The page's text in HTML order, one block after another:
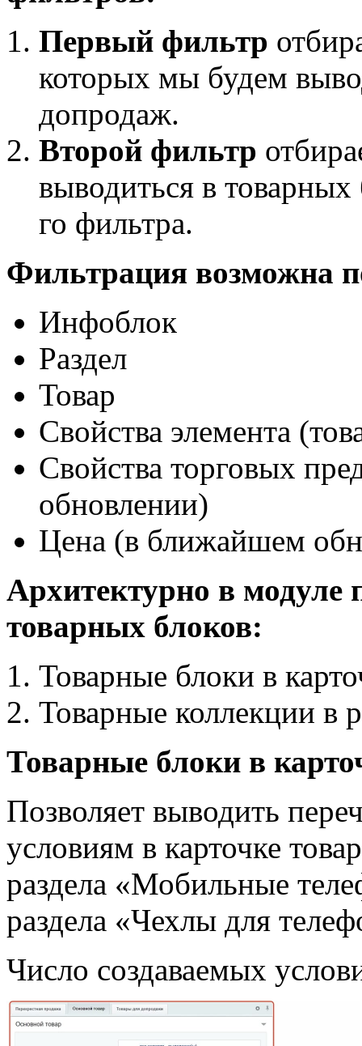
Первый фильтр
которых мы будем
допродаж.
Второй фильтр
выводиться в товарных
го фильтра.
Фильтрация возможна
Инфоблок
Раздел
Товар
Свойства элемента
Свойства торговых
обновлении)
Цена (в ближайшем
Архитектурно в модуле
товарных блоков:
Товарные блоки в
Товарные коллекции в
Товарные блоки в
Позволяет выводить
условиям в карточке
раздела «Мобильные
раздела «Чехлы для
Число создаваемых